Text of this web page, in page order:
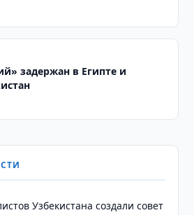
задержан в Египте и
Узбекистана создали совет